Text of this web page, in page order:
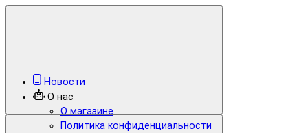
Новости
О нас
О магазине
Политика конфиденциальности